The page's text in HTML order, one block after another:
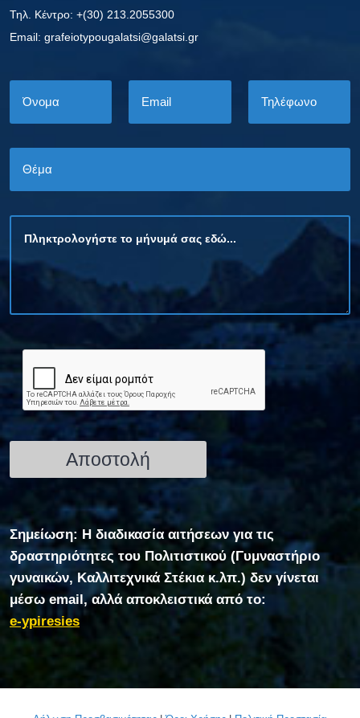
Τηλ. Κέντρο: +(30) 213.2055300
Εmail: grafeiotypougalatsi@galatsi.gr
Σημείωση: Η διαδικασία αιτήσεων για τις
δραστηριότητες του Πολιτιστικού (Γυμναστήριο
γυναικών, Καλλιτεχνικά Στέκια κ.λπ.) δεν γίνεται
μέσω email, αλλά αποκλειστικά από το:
e-ypiresies